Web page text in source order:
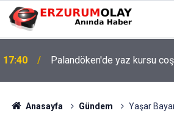
17:40 Palandöken'de yaz kursu
Anasayfa Gündem Yaşar